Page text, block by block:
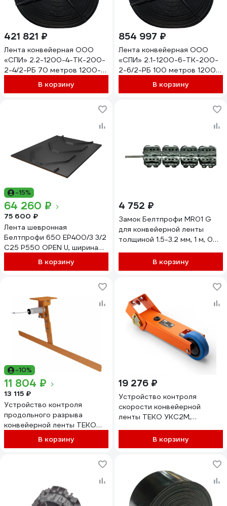
421 821 ₽
Лента конвейерная ООО
«СПИ» 2.2-1200-4-ТК-200-
2-4/2-РБ 70 метров 1200-4-
ТК-200-2-4/2 (70 пог.м.)
В корзину
854 997 ₽
Лента конвейерная ООО
«СПИ» 2.1-1200-6-ТК-200-
2-6/2-РБ 100 метров 1200-
6-ТК-200-2-6/2 (100 пог.м.)
В корзину
-15%
64 260 ₽
75 600 ₽
Лента шевронная
Белтпрофи 650 ЕР400/3 3/2
С25 Р550 OPEN U, ширина
650 мм, толщина 8-9 мм,
длина 15 м 00-00008064
В корзину
4 752 ₽
Замок Белтпрофи MR01 G
для конвейерной ленты
толщиной 1.5-3.2 мм, 1 м, 00-
В корзину
-10%
11 804 ₽
13 115 ₽
Устройство контроля
продольного разрыва
конвейерной ленты ТЕКО
УКПР1 200…330х650х130
отверстие под датчик 30,5
В корзину
19 276 ₽
Устройство контроля
скорости конвейерной
ленты ТЕКО УКС2М,
318х147х108,отверстие под
датчик 50х25х10, 08-
В корзину